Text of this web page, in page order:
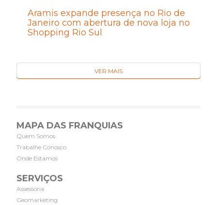
Aramis expande presença no Rio de
Janeiro com abertura de nova loja no
Shopping Rio Sul
VER MAIS
MAPA DAS FRANQUIAS
Quem Somos
Trabalhe Conosco
Onde Estamos
SERVIÇOS
Assessoria
Geomarketing